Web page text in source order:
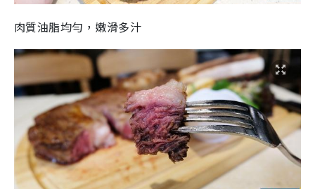
肉質油脂均勻，嫩滑多汁